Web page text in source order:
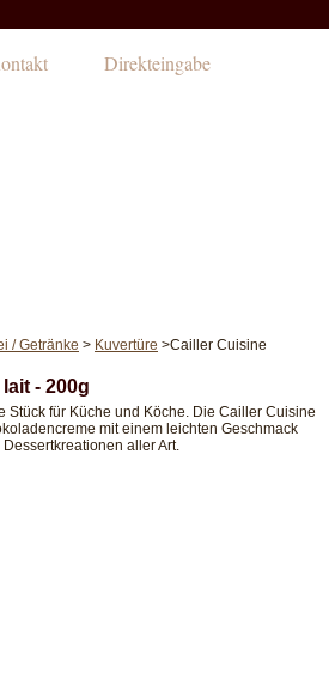
Direkteingabe
/ Getränke > Kuvertüre >Cailler Cuisine
- 200g
Stück für Küche und Köche. Die Cailler Cuisine
mit einem leichten Geschmack
aller Art.